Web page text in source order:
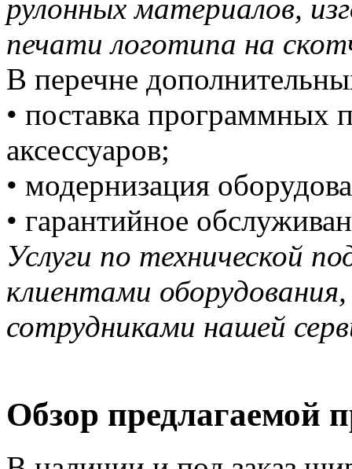
рулонных материалов,
печати логотипа на
В перечне
• поставка программных
аксессуаров;
• модернизация
• гарантийное
Услуги по технической
клиентами
сотрудниками нашей
Обзор предлагаемой